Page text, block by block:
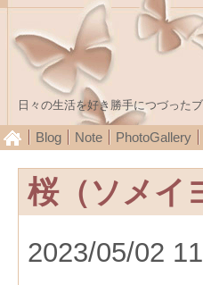
日々の生活を好き勝手につづった
Blog Note PhotoGallery
桜（ソメイ
2023/05/02